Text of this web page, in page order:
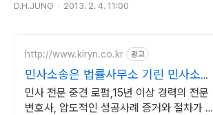
D.H.JUNG 2013. 2. 4. 11:00
http://www.kiryn.co.kr 광고
민사소송은 법률사무소 기린 민사소송
수많은 승소사례
민사 전문 중견 로펌,15년 이상 경력의 전문
변호사, 압도적인 성공사례 증거와 절차가 승